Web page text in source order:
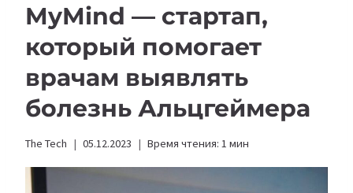
MyMind — стартап,
который помогает
врачам выявлять
болезнь Альцгеймера
The Tech 05.12.2023 Время чтения: 1 мин